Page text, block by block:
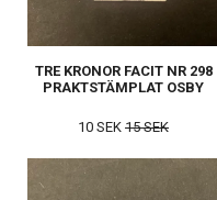
TRE KRONOR FACIT NR 298
PRAKTSTÄMPLAT OSBY
10 SEK 15 SEK